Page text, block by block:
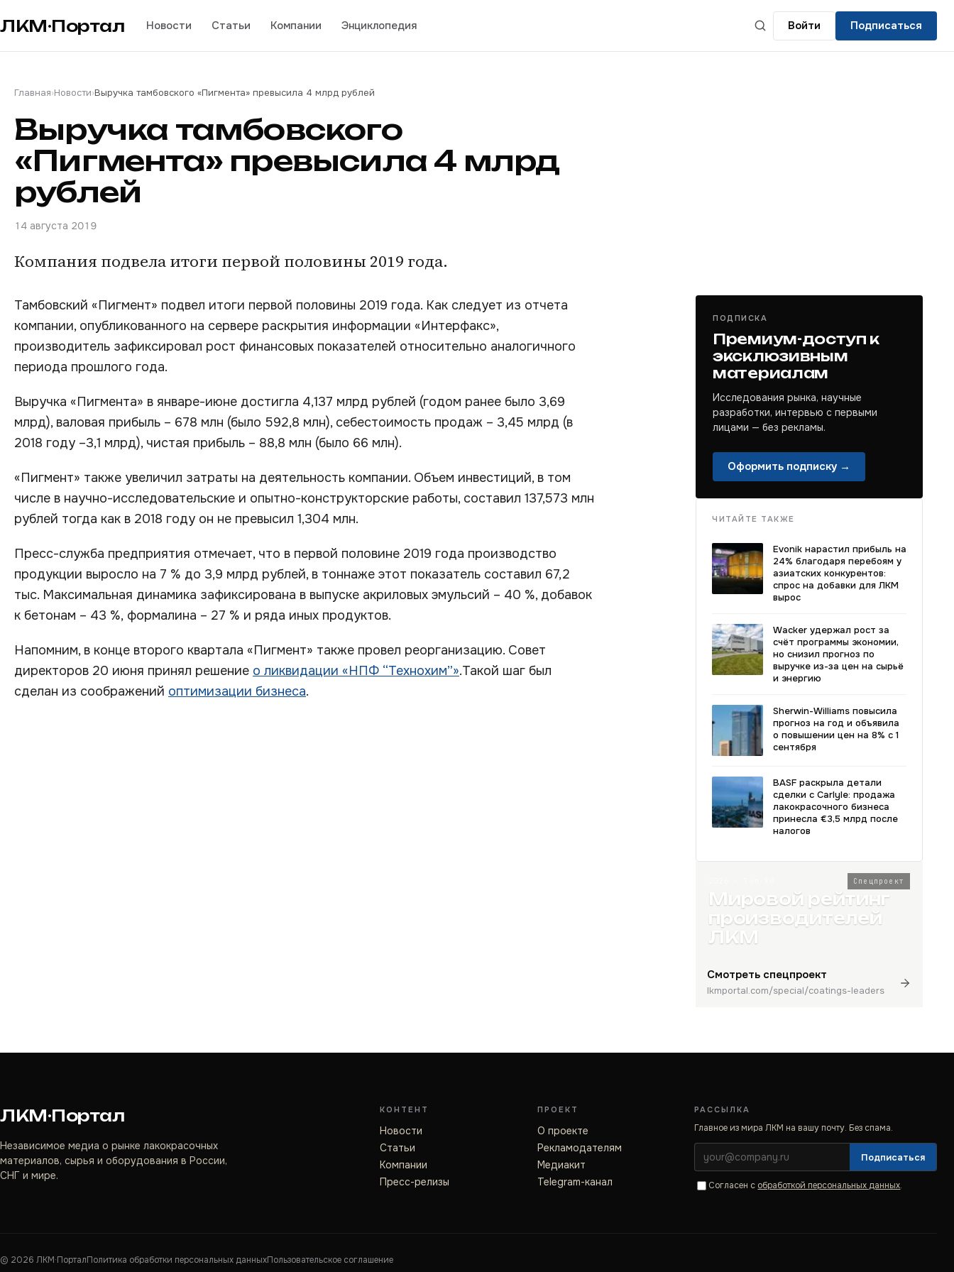
ЛКМ·Портал Новости Статьи Компании Энциклопедия Войти Подписаться
Главная›Новости›Выручка тамбовского «Пигмента» превысила 4 млрд рублей
Выручка тамбовского
«Пигмента» превысила 4 млрд
рублей
14 августа 2019
Компания подвела итоги первой половины 2019 года.
Тамбовский «Пигмент» подвел итоги первой половины 2019 года. Как следует из отчета
компании, опубликованного на сервере раскрытия информации «Интерфакс»,
производитель зафиксировал рост финансовых показателей относительно аналогичного
периода прошлого года.
Выручка «Пигмента» в январе-июне достигла 4,137 млрд рублей (годом ранее было 3,69
млрд), валовая прибыль – 678 млн (было 592,8 млн), себестоимость продаж – 3,45 млрд (в
2018 году –3,1 млрд), чистая прибыль – 88,8 млн (было 66 млн).
«Пигмент» также увеличил затраты на деятельность компании. Объем инвестиций, в том
числе в научно-исследовательские и опытно-конструкторские работы, составил 137,573 млн
рублей тогда как в 2018 году он не превысил 1,304 млн.
Пресс-служба предприятия отмечает, что в первой половине 2019 года производство
продукции выросло на 7 % до 3,9 млрд рублей, в тоннаже этот показатель составил 67,2
тыс. Максимальная динамика зафиксирована в выпуске акриловых эмульсий – 40 %, добавок
к бетонам – 43 %, формалина – 27 % и ряда иных продуктов.
Напомним, в конце второго квартала «Пигмент» также провел реорганизацию. Совет
директоров 20 июня принял решение о ликвидации «НПФ “Технохим”».Такой шаг был
сделан из соображений оптимизации бизнеса.
ПОДПИСКА
Премиум-доступ к
эксклюзивным
материалам
Исследования рынка, научные
разработки, интервью с первыми
лицами — без рекламы.
Оформить подписку →
ЧИТАЙТЕ ТАКЖЕ
Evonik нарастил прибыль на
24% благодаря перебоям у
азиатских конкурентов:
спрос на добавки для ЛКМ
вырос
Wacker удержал рост за
счёт программы экономии,
но снизил прогноз по
выручке из-за цен на сырьё
и энергию
Sherwin-Williams повысила
прогноз на год и объявила
о повышении цен на 8% с 1
сентября
BASF раскрыла детали
сделки с Carlyle: продажа
лакокрасочного бизнеса
принесла €3,5 млрд после
налогов
Спецпроект
Мировой рейтинг
производителей
ЛКМ
Смотреть спецпроект
lkmportal.com/special/coatings-leaders
ЛКМ·Портал
Независимое медиа о рынке лакокрасочных
материалов, сырья и оборудования в России,
СНГ и мире.
КОНТЕНТ
Новости
Статьи
Компании
Пресс-релизы
ПРОЕКТ
О проекте
Рекламодателям
Медиакит
Telegram-канал
РАССЫЛКА
Главное из мира ЛКМ на вашу почту. Без спама.
Подписаться
Согласен с обработкой персональных данных.
© 2026 ЛКМ·ПорталПолитика обработки персональных данныхПользовательское соглашение